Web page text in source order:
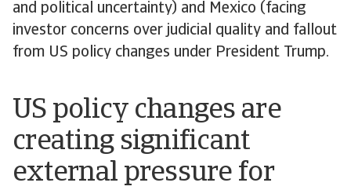
and political uncertainty) and Mexico (facing
investor concerns over judicial quality and fallout
from US policy changes under President Trump.
US policy changes are
creating significant
external pressure for